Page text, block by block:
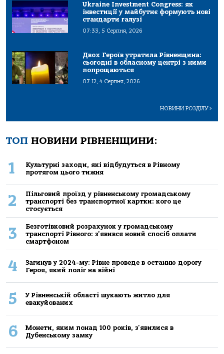
Ukraine Investment Congress: як
інвестиції у майбутнє формують нові
стандарти галузі
07:33, 5 Серпня, 2026
Двох Героїв утратила Рівненщина:
сьогодні в обласному центрі з ними
попрощаються
07:12, 4 Серпня, 2026
НОВИНИ РОЗДІЛУ>
ТОП НОВИНИ РІВНЕНЩИНИ:
1
Культурні заходи, які відбудуться в Рівному
протягом цього тижня
2
Пільговий проїзд у рівненському громадському
транспорті без транспортної картки: кого це
стосується
3
Безготівковий розрахунок у громадському
транспорті Рівного: з'явився новий спосіб оплати
смартфоном
4
Загинув у 2024-му: Рівне проведе в останню дорогу
Героя, який поліг на війні
5
У Рівненській області шукають житло для
евакуйованих
6
Монети, яким понад 100 років, з'явилися в
Дубенському замку